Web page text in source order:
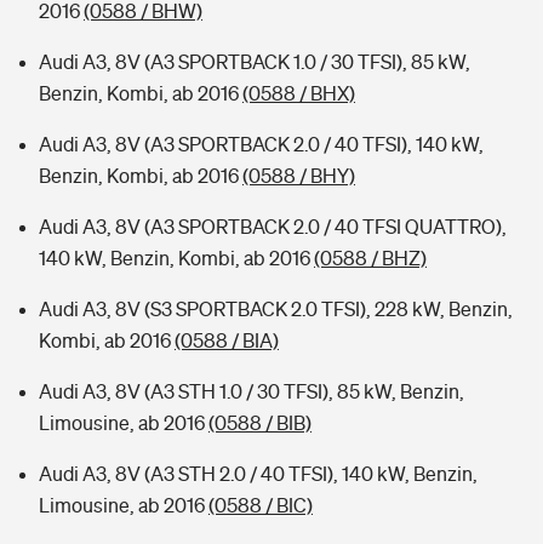
2016(0588 / BHW)
Audi A3, 8V (A3 SPORTBACK 1.0 / 30 TFSI), 85 kW,
Benzin, Kombi, ab 2016(0588 / BHX)
Audi A3, 8V (A3 SPORTBACK 2.0 / 40 TFSI), 140 kW,
Benzin, Kombi, ab 2016(0588 / BHY)
Audi A3, 8V (A3 SPORTBACK 2.0 / 40 TFSI QUATTRO),
140 kW, Benzin, Kombi, ab 2016(0588 / BHZ)
Audi A3, 8V (S3 SPORTBACK 2.0 TFSI), 228 kW, Benzin,
Kombi, ab 2016(0588 / BIA)
Audi A3, 8V (A3 STH 1.0 / 30 TFSI), 85 kW, Benzin,
Limousine, ab 2016(0588 / BIB)
Audi A3, 8V (A3 STH 2.0 / 40 TFSI), 140 kW, Benzin,
Limousine, ab 2016(0588 / BIC)